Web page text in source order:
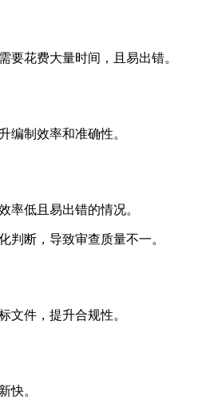
要花费大量时间，且易出错。
编制效率和准确性。
率低且易出错的情况。
判断，导致审查质量不一。
件，提升合规性。
快。